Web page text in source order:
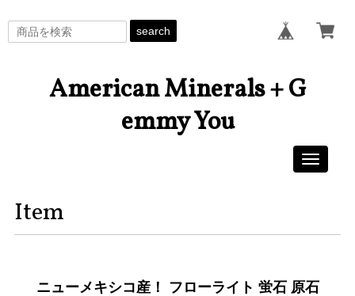
search
American Minerals + G
emmy You
Toggle
Item
ニューメキシコ産！ フローライト 蛍石 原石